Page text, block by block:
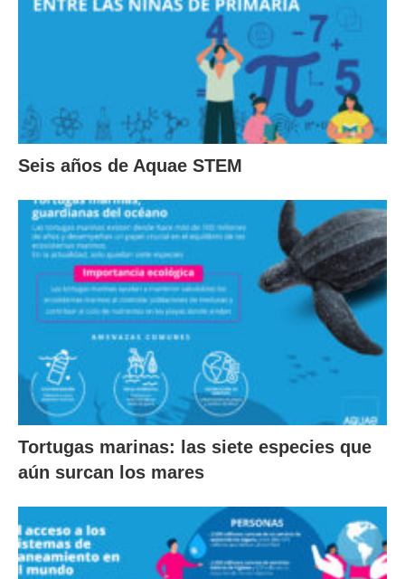
Seis años de Aquae STEM
Tortugas marinas: las siete especies que
aún surcan los mares